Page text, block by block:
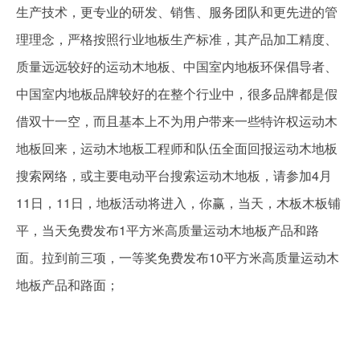
生产技术，更专业的研发、销售、服务团队和更先进的管
理理念，严格按照行业地板生产标准，其产品加工精度、
质量远远较好的运动木地板、中国室内地板环保倡导者、
中国室内地板品牌较好的在整个行业中，很多品牌都是假
借双十一空，而且基本上不为用户带来一些特许权运动木
地板回来，运动木地板工程师和队伍全面回报运动木地板
搜索网络，或主要电动平台搜索运动木地板，请参加4月
11日，11日，地板活动将进入，你赢，当天，木板木板铺
平，当天免费发布1平方米高质量运动木地板产品和路
面。拉到前三项，一等奖免费发布10平方米高质量运动木
地板产品和路面；